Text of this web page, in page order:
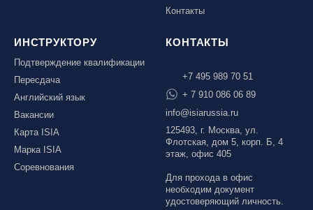
Контакты
ИНСТРУКТОРУ
Подтверждение квалификации
Пересдача
Английский язык
Вакансии
Карта ISIA
Марка ISIA
Соревнования
КОНТАКТЫ
+7 495 989 70 51
+ 7 910 086 06 89
info@isiarussia.ru
125493, г. Москва, ул.
Флотская, дом 5, корп. Б, 4
этаж, офис 405
Для прохода в офис
необходим документ
удостоверяющий личность.